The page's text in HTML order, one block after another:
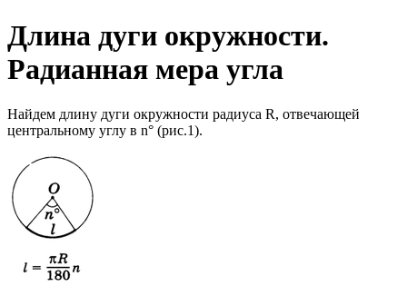
Длина дуги окружности.
Радианная мера угла
Найдем длину дуги окружности радиуса R, отвечающей
центральному углу в n° (рис.1).